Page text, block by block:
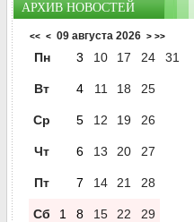
АРХИВ НОВОСТЕЙ
<< < 09 августа 2026 > >>
Пн 3 10 17 24 31
Вт 4 11 18 25
Ср 5 12 19 26
Чт 6 13 20 27
Пт 7 14 21 28
Сб 1 8 15 22 29